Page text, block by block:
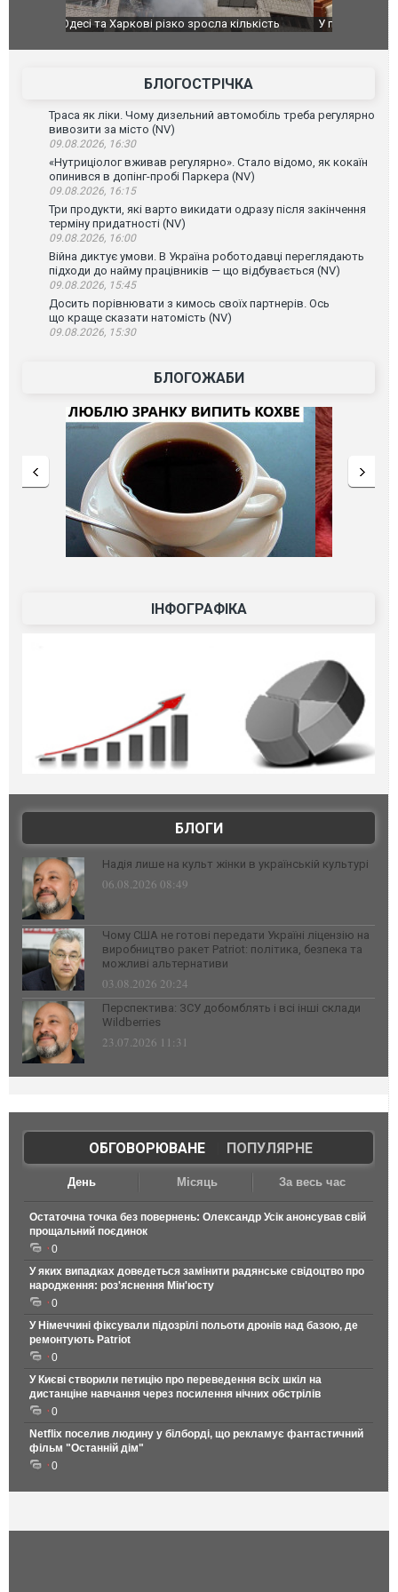
У парламенті Косово прем'єра закидали яйцями
Приїхав
до
зіркового
БЛОГОСТРІЧКА
Траса як ліки. Чому дизельний автомобіль треба регулярно
вивозити за місто (NV)
09.08.2026, 16:30
«Нутриціолог вживав регулярно». Стало відомо, як кокаїн
опинився в допінг-пробі Паркера (NV)
09.08.2026, 16:15
Три продукти, які варто викидати одразу після закінчення
терміну придатності (NV)
09.08.2026, 16:00
Війна диктує умови. В Україна роботодавці переглядають
підходи до найму працівників — що відбувається (NV)
09.08.2026, 15:45
Досить порівнювати з кимось своїх партнерів. Ось
що краще сказати натомість (NV)
09.08.2026, 15:30
БЛОГОЖАБИ
ІНФОГРАФІКА
БЛОГИ
Надія лише на культ жінки в українській культурі
06.08.2026 08:49
Чому США не готові передати Україні ліцензію на
виробництво ракет Patriot: політика, безпека та
можливі альтернативи
03.08.2026 20:24
Перспектива: ЗСУ добомблять і всі інші склади
Wildberries
23.07.2026 11:31
ОБГОВОРЮВАНЕ| ПОПУЛЯРНЕ
День Місяць За весь час
Остаточна точка без повернень: Олександр Усік анонсував свій
прощальний поєдинок
0
У яких випадках доведеться замінити радянське свідоцтво про
народження: роз'яснення Мін'юсту
0
У Німеччині фіксували підозрілі польоти дронів над базою, де
ремонтують Patriot
0
У Києві створили петицію про переведення всіх шкіл на
дистанціне навчання через посилення нічних обстрілів
0
Netflix поселив людину у білборді, що рекламує фантастичний
фільм "Останній дім"
0